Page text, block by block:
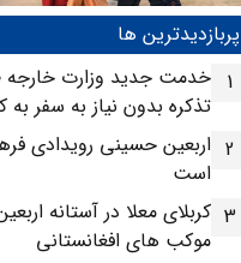
پربازدیدترین ها
1 خدمت جدید وزارت خارجه
تذکره بدون نیاز به سفر به
2 اربعین حسینی رویدادی
است
3 کربلای معلا در آستانه
موکب های افغانستانی